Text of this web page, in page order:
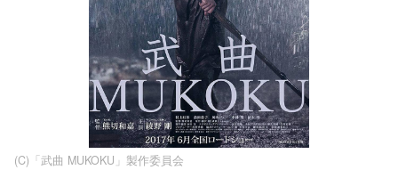
(C)「武曲 MUKOKU」製作委員会